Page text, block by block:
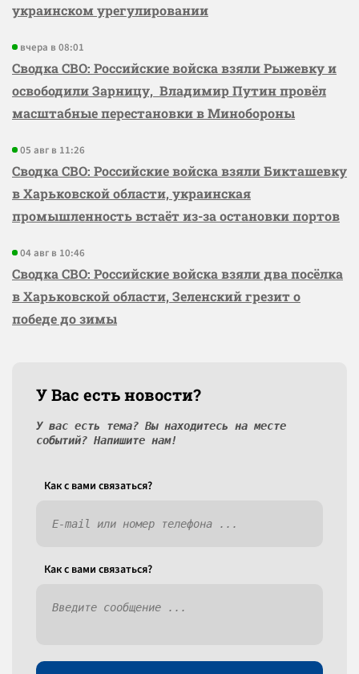
украинском урегулировании
вчера в 08:01
Сводка СВО: Российские войска взяли Рыжевку и
освободили Зарницу, Владимир Путин провёл
масштабные перестановки в Минобороны
05 авг в 11:26
Сводка СВО: Российские войска взяли Бикташевку
в Харьковской области, украинская
промышленность встаёт из-за остановки портов
04 авг в 10:46
Сводка СВО: Российские войска взяли два посёлка
в Харьковской области, Зеленский грезит о
победе до зимы
У Вас есть новости?
У вас есть тема? Вы находитесь на месте
событий? Напишите нам!
Как c вами связаться?
Как c вами связаться?